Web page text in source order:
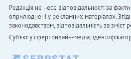
Редакція не несе відповідальності за
оприлюднені у рекламних матеріалах.
законодавством, відповідальність за
Cуб'єкт у сфері онлайн-медіа;